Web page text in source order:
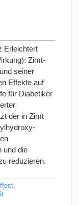
Erleichtert
Zimt-
seiner
Effekte auf
für Diabetiker
der in Zimt
und die
reduzieren.